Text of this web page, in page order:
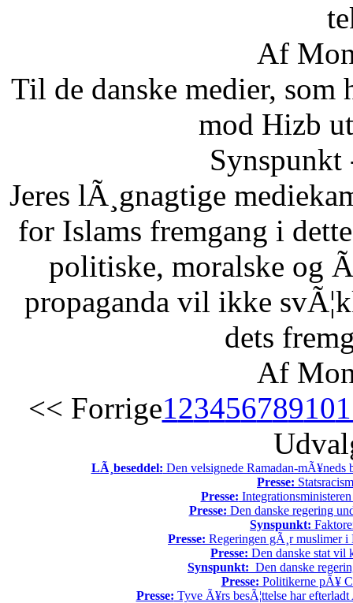
Af
Til de danske medier, som
mod Hizb
Synspunkt
Jeres lÃ¸gnagtige
for Islams fremgang i
politiske, moralske og
propaganda vil ikke
dets
Af
<< Forrige12345678910
LÃ¸beseddel: Den velsignede Ramadan-mÃ¥neds
Presse:
Presse:
Presse: Den danske regering
Synspunkt:
Presse: Regeringen gÃ¸r muslimer
Presse: Den danske stat vil
Synspunkt: Den danske
Presse: Politikerne pÃ¥
Presse: Tyve Ã¥rs besÃ¦ttelse har